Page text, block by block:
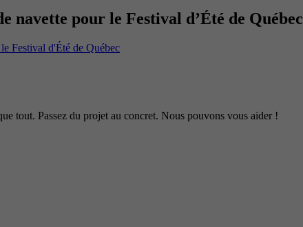
navette pour le Festival d’Été de Québec
Festival d'Été de Québec
tout. Passez du projet au concret. Nous pouvons vous aider !